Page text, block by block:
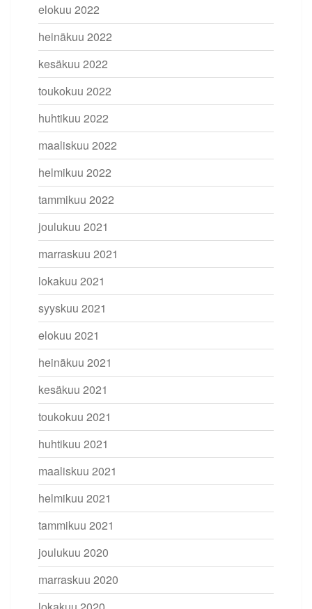
elokuu 2022
heinäkuu 2022
kesäkuu 2022
toukokuu 2022
huhtikuu 2022
maaliskuu 2022
helmikuu 2022
tammikuu 2022
joulukuu 2021
marraskuu 2021
lokakuu 2021
syyskuu 2021
elokuu 2021
heinäkuu 2021
kesäkuu 2021
toukokuu 2021
huhtikuu 2021
maaliskuu 2021
helmikuu 2021
tammikuu 2021
joulukuu 2020
marraskuu 2020